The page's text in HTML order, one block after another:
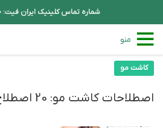
شماره تماس کلینیک ایران فیت: 30 30 22 22 021
منو
کاشت مو
اصطلاحات کاشت مو: 20 اصطلاح کاربردی